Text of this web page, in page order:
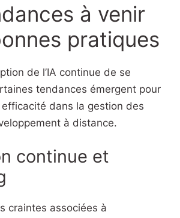
à venir
pratiques
de l’IA continue de se
tendances émergent pour
dans la gestion des
à distance.
continue et
craintes associées à